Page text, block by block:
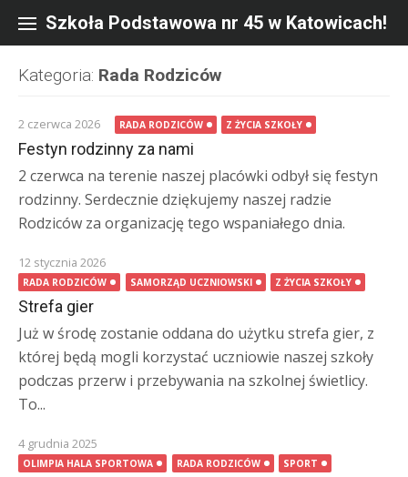
content
Szkoła Podstawowa nr 45 w Katowicach!
Kategoria: Rada Rodziców
2 czerwca 2026 RADA RODZICÓW Z ŻYCIA SZKOŁY
Festyn rodzinny za nami
2 czerwca na terenie naszej placówki odbył się festyn
rodzinny. Serdecznie dziękujemy naszej radzie
Rodziców za organizację tego wspaniałego dnia.
12 stycznia 2026
RADA RODZICÓW SAMORZĄD UCZNIOWSKI Z ŻYCIA SZKOŁY
Strefa gier
Już w środę zostanie oddana do użytku strefa gier, z
której będą mogli korzystać uczniowie naszej szkoły
podczas przerw i przebywania na szkolnej świetlicy.
To...
4 grudnia 2025
OLIMPIA HALA SPORTOWA RADA RODZICÓW SPORT